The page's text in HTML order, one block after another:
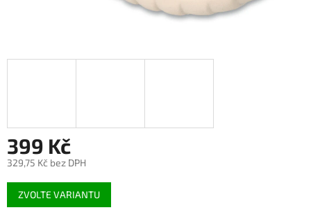
399 Kč
329,75 Kč bez DPH
Měrná
cena:
ZVOLTE VARIANTU